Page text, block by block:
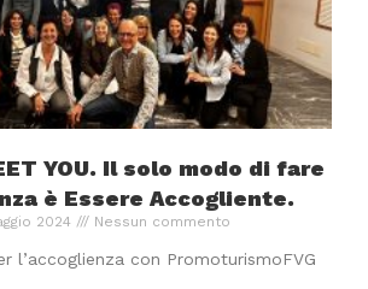
YOU. Il solo modo di fare
è Essere Accogliente.
2024 Nessun commento
l’accoglienza con PromoturismoFVG